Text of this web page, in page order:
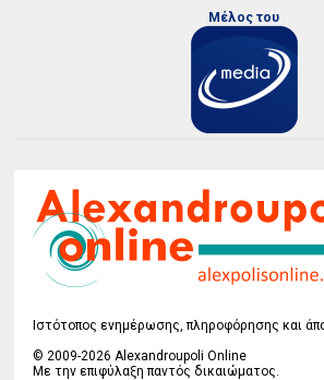
Μέλος του
Ιστότοπος ενημέρωσης, πληροφόρησης και
© 2009-2026 Alexandroupoli Online
Με την επιφύλαξη παντός δικαιώματος.